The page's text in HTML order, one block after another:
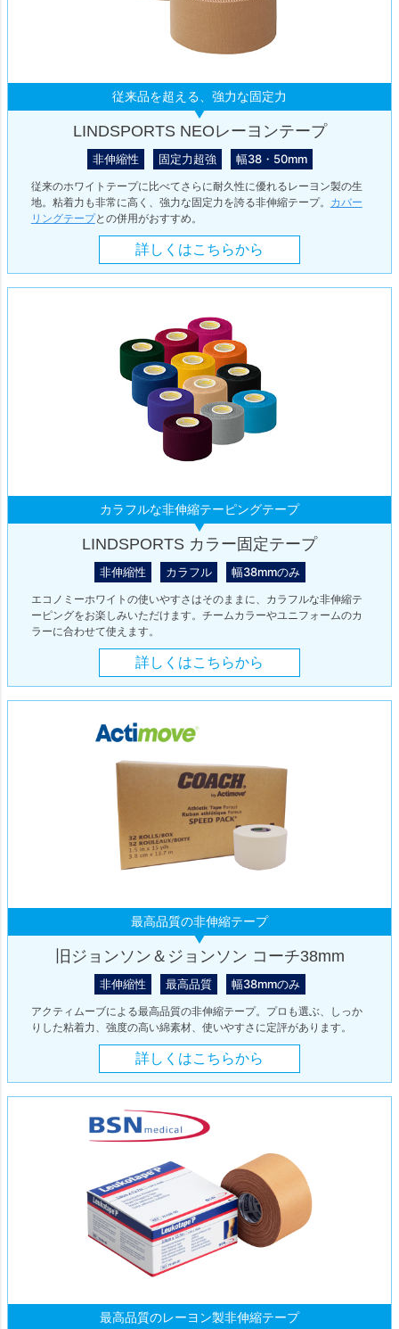
従来品を超える、強力な固定力
LINDSPORTS NEOレーヨンテープ
非伸縮性 固定力超強 幅38・50mm
従来のホワイトテープに比べてさらに耐久性に優れるレーヨン製の生
地。粘着力も非常に高く、強力な固定力を誇る非伸縮テープ。 カバー
リングテープとの併用がおすすめ。
詳しくはこちらから
カラフルな非伸縮テーピングテープ
LINDSPORTS カラー固定テープ
非伸縮性 カラフル 幅38mmのみ
エコノミーホワイトの使いやすさはそのままに、カラフルな非伸縮テ
ーピングをお楽しみいただけます。チームカラーやユニフォームのカ
ラーに合わせて使えます。
詳しくはこちらから
最高品質の非伸縮テープ
旧ジョンソン＆ジョンソン コーチ38mm
非伸縮性 最高品質 幅38mmのみ
アクティムーブによる最高品質の非伸縮テープ。プロも選ぶ、しっか
りした粘着力、強度の高い綿素材、使いやすさに定評があります。
詳しくはこちらから
最高品質のレーヨン製非伸縮テープ